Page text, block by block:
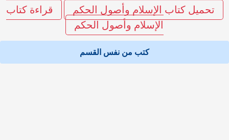
تحميل كتاب الإسلام وأصول الحكم
قراءة كتاب
الإسلام وأصول الحكم
كتب من نفس القسم